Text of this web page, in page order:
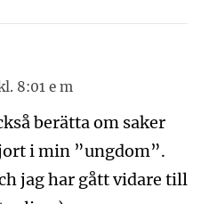
8:01 e m
berätta om saker
i min ”ungdom”.
jag har gått vidare till